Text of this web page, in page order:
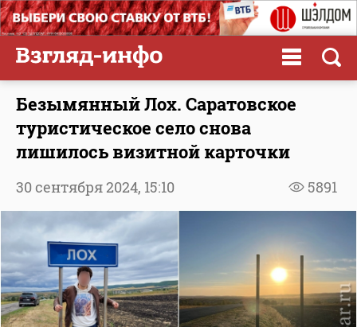
Безымянный Лох. Саратовское
туристическое село снова
лишилось визитной карточки
5891
30 сентября 2024, 15:10